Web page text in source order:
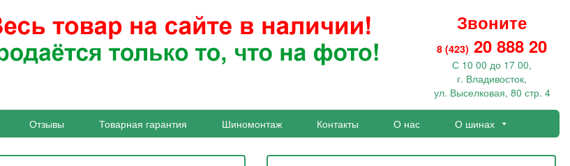
Звоните
8 (423) 20 888 20
С 10 00 до 17 00,
г. Владивосток,
ул. Выселковая, 80 стр. 4
Отзывы Товарная гарантия Шиномонтаж Контакты О нас О шинах